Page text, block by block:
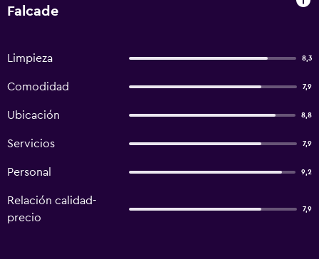
Falcade
Limpieza 8,3
Comodidad 7,9
Ubicación 8,8
Servicios 7,9
Personal 9,2
Relación calidad-
precio
7,9